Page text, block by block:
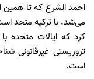
احمد الشرع که تا همین
می‌شد، با ترکیه متحد
تروریستی غیرقانونی
است.